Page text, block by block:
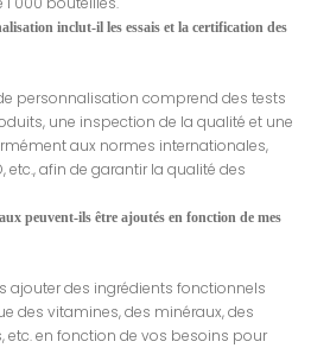
inclut-il les essais et la certification des
personnalisation comprend des tests
une inspection de la qualité et une
aux normes internationales,
etc., afin de garantir la qualité des
peuvent-ils être ajoutés en fonction de mes
ajouter des ingrédients fonctionnels
des vitamines, des minéraux, des
etc. en fonction de vos besoins pour